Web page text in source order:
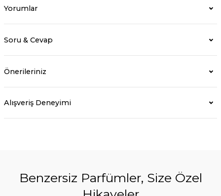
Yorumlar
Soru & Cevap
Önerileriniz
Alışveriş Deneyimi
Benzersiz Parfümler, Size Özel